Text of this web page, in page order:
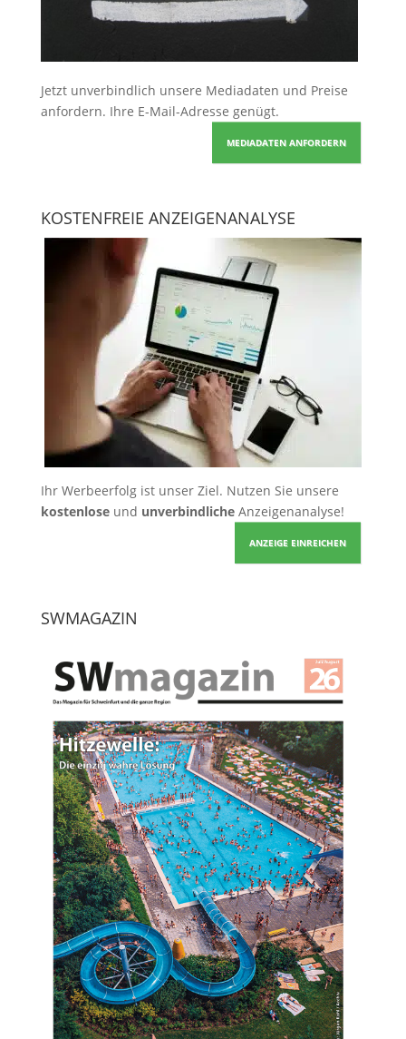
Jetzt unverbindlich unsere Mediadaten und Preise
anfordern. Ihre E-Mail-Adresse genügt.
MEDIADATEN ANFORDERN
KOSTENFREIE ANZEIGENANALYSE
Ihr Werbeerfolg ist unser Ziel. Nutzen Sie unsere
kostenloseund unverbindlicheAnzeigenanalyse!
ANZEIGE EINREICHEN
SWMAGAZIN